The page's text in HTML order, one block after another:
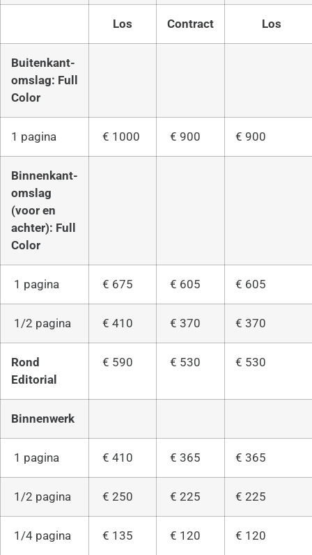
Los Contract Los
Buitenkant-
omslag: Full
Color
1 pagina € 1000 € 900 € 900
Binnenkant-
omslag
(voor en
achter): Full
Color
1 pagina € 675 € 605 € 605
1/2 pagina € 410 € 370 € 370
Rond
Editorial
€ 590 € 530 € 530
Binnenwerk
1 pagina € 410 € 365 € 365
1/2 pagina € 250 € 225 € 225
1/4 pagina € 135 € 120 € 120